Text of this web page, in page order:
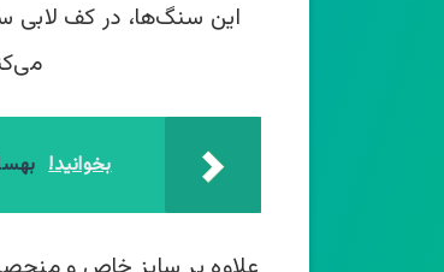
این سنگ­‌ها، در کف لابی
بخوانید!